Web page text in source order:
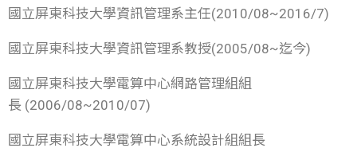
國立屏東科技大學資訊管理系主任(2010/08~2016/7)
國立屏東科技大學資訊管理系教授(2005/08~迄今)
國立屏東科技大學電算中心網路管理組組
長 (2006/08~2010/07)
國立屏東科技大學電算中心系統設計組組長